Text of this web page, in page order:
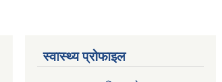
स्वास्थ्य प्रोफाइल